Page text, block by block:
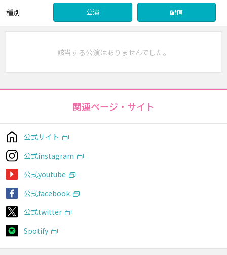
種別 公演 配信
該当する公演はありませんでした。
関連ページ・サイト
公式サイト
公式instagram
公式youtube
公式facebook
公式twitter
Spotify